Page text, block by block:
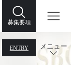
募集要項
ENTRY メニュー